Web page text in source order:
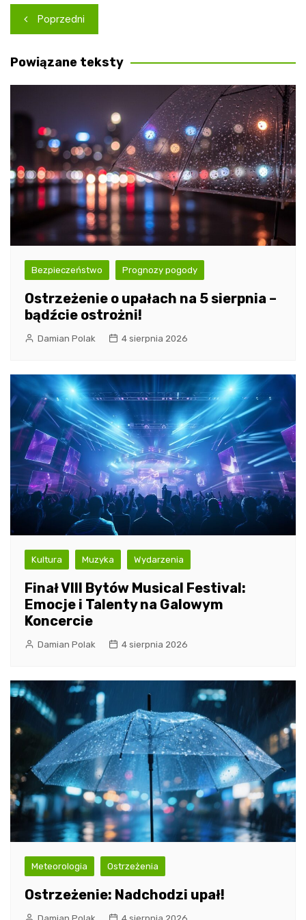
Nawigacja
wpisu
Poprzedni
Powiązane teksty
Bezpieczeństwo Prognozy pogody
Ostrzeżenie o upałach na 5 sierpnia –
bądźcie ostrożni!
Damian Polak 4 sierpnia 2026
Kultura Muzyka Wydarzenia
Finał VIII Bytów Musical Festival:
Emocje i Talenty na Galowym
Koncercie
Damian Polak 4 sierpnia 2026
Meteorologia Ostrzeżenia
Ostrzeżenie: Nadchodzi upał!